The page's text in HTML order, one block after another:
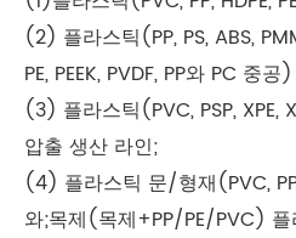
(2) 플라스틱(PP, PS, ABS,
PE, PEEK, PVDF, PP와 PC 중
(3) 플라스틱(PVC, PSP, XPE,
압출 생산 라인;
(4) 플라스틱 문/형재(PVC,
와;목제(목제+PP/PE/PVC) 플